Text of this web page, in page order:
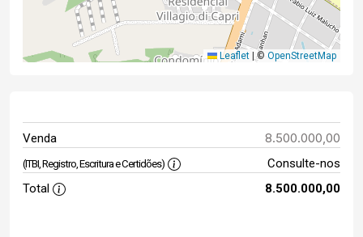
Leaflet | © OpenStreetMap
Venda 8.500.000,00
(ITBI, Registro, Escritura e Certidões)
Consulte-nos
Total
8.500.000,00